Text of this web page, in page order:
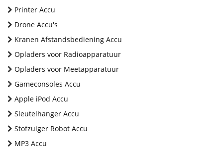
Printer Accu
Drone Accu's
Kranen Afstandsbediening Accu
Opladers voor Radioapparatuur
Opladers voor Meetapparatuur
Gameconsoles Accu
Apple iPod Accu
Sleutelhanger Accu
Stofzuiger Robot Accu
MP3 Accu